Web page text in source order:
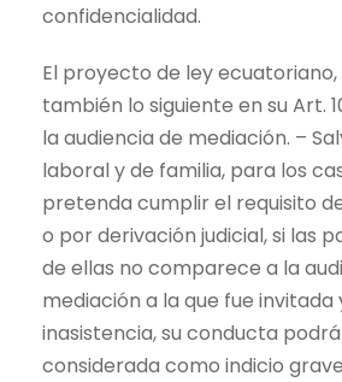
confidencialidad.
El proyecto de ley
también lo siguiente en su Art.
la audiencia de mediación. –
laboral y de familia, para los
pretenda cumplir el requisito
o por derivación judicial, si las
de ellas no comparece a la
mediación a la que fue invitada
inasistencia, su conducta
considerada como indicio